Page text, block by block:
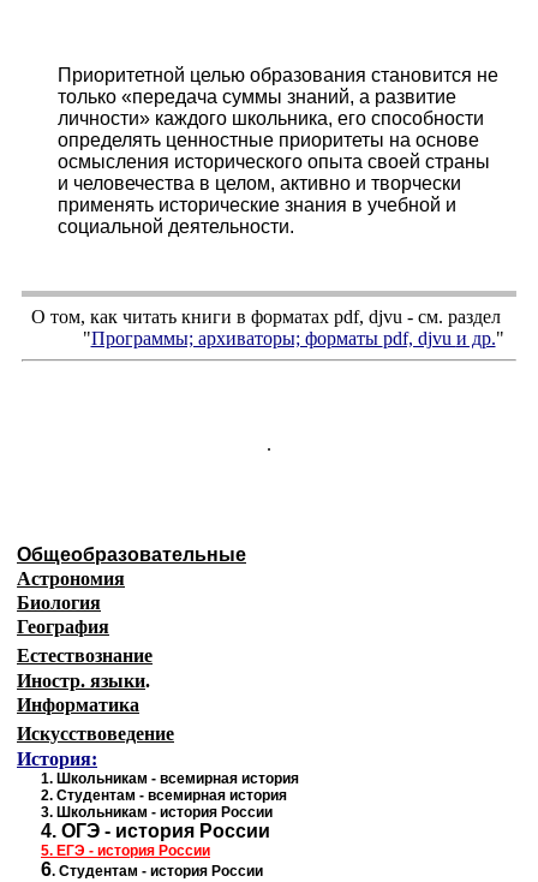
Приоритетной целью образования становится не
только «передача суммы знаний, а развитие
личности» каждого школьника, его способности
определять ценностные приоритеты на основе
осмысления исторического опыта своей страны
и человечества в целом, активно и творчески
применять исторические знания в учебной и
социальной деятельности.
О том, как читать книги в форматах pdf, djvu - см. раздел
"Программы; архиваторы; форматы pdf, djvu и др."
.
Общеобразовательные
Астрономия
Биология
География
Естествознание
Иностр. языки.
Информатика
Искусствоведение
История:
1. Школьникам - всемирная история
2. Студентам - всемирная история
3. Школьникам - история России
4. ОГЭ - история России
5. ЕГЭ - история России
6. Студентам - история России